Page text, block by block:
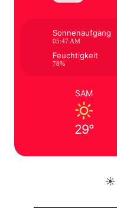
Sonnenaufgang
05:47 AM
Feuchtigkeit
78%
SAM
29°
☀️